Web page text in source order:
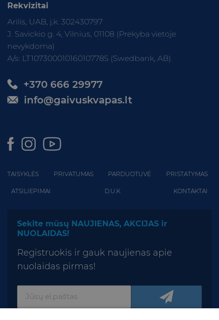
Rekvizitai
Arilis, UAB, į.k. 302430797
J. Savickio g. 4, Vilnius, 01108 (Prekyba vietoje
nevykdoma)
A/s: LT107300010160107785 (Swedbank, AB)
+370 666 29977
info@gaivuskvapas.lt
TAISYKLĖS PRIVATUMAS PARDUOTUVĖ PRISTATYMAS
ATSILIEPIMAI D.U.K KONTAKTAI
Sekite mūsų NAUJIENAS, AKCIJAS ir
NUOLAIDAS!
Registruokis ir gauk naujienas apie
nuolaidas pirmas!